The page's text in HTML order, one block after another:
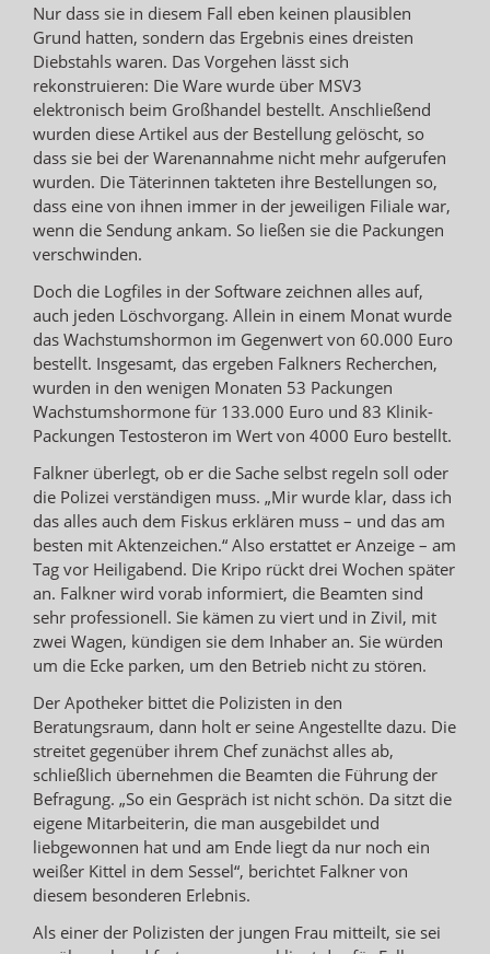
Nur dass sie in diesem Fall eben keinen plausiblen
Grund hatten, sondern das Ergebnis eines dreisten
Diebstahls waren. Das Vorgehen lässt sich
rekonstruieren: Die Ware wurde über MSV3
elektronisch beim Großhandel bestellt. Anschließend
wurden diese Artikel aus der Bestellung gelöscht, so
dass sie bei der Warenannahme nicht mehr aufgerufen
wurden. Die Täterinnen takteten ihre Bestellungen so,
dass eine von ihnen immer in der jeweiligen Filiale war,
wenn die Sendung ankam. So ließen sie die Packungen
verschwinden.
Doch die Logfiles in der Software zeichnen alles auf,
auch jeden Löschvorgang. Allein in einem Monat wurde
das Wachstumshormon im Gegenwert von 60.000 Euro
bestellt. Insgesamt, das ergeben Falkners Recherchen,
wurden in den wenigen Monaten 53 Packungen
Wachstumshormone für 133.000 Euro und 83 Klinik-
Packungen Testosteron im Wert von 4000 Euro bestellt.
Falkner überlegt, ob er die Sache selbst regeln soll oder
die Polizei verständigen muss. „Mir wurde klar, dass ich
das alles auch dem Fiskus erklären muss – und das am
besten mit Aktenzeichen.“ Also erstattet er Anzeige – am
Tag vor Heiligabend. Die Kripo rückt drei Wochen später
an. Falkner wird vorab informiert, die Beamten sind
sehr professionell. Sie kämen zu viert und in Zivil, mit
zwei Wagen, kündigen sie dem Inhaber an. Sie würden
um die Ecke parken, um den Betrieb nicht zu stören.
Der Apotheker bittet die Polizisten in den
Beratungsraum, dann holt er seine Angestellte dazu. Die
streitet gegenüber ihrem Chef zunächst alles ab,
schließlich übernehmen die Beamten die Führung der
Befragung. „So ein Gespräch ist nicht schön. Da sitzt die
eigene Mitarbeiterin, die man ausgebildet und
liebgewonnen hat und am Ende liegt da nur noch ein
weißer Kittel in dem Sessel“, berichtet Falkner von
diesem besonderen Erlebnis.
Als einer der Polizisten der jungen Frau mitteilt, sie sei